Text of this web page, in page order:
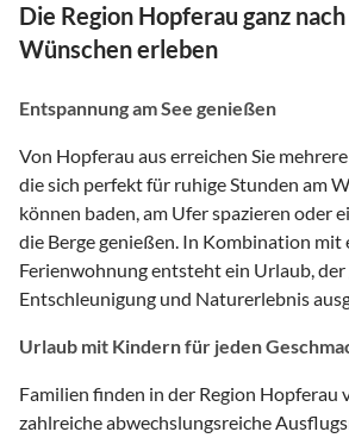
Die Region Hopferau ganz
Wünschen erleben
Entspannung am See genießen
Von Hopferau aus erreichen Sie
die sich perfekt für ruhige Stunden am
können baden, am Ufer spazieren oder
die Berge genießen. In Kombination
Ferienwohnung entsteht ein Urlaub, der
Entschleunigung und Naturerlebnis
Urlaub mit Kindern für jeden
Familien finden in der Region Hopferau
zahlreiche abwechslungsreiche